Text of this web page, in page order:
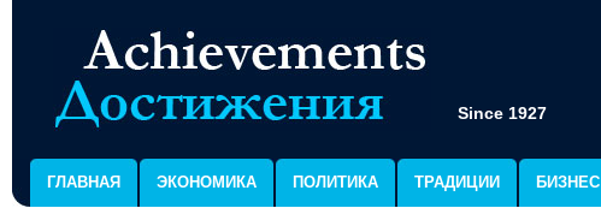
Since 1927
ГЛАВНАЯ ЭКОНОМИКА ПОЛИТИКА ТРАДИЦИИ БИЗНЕС